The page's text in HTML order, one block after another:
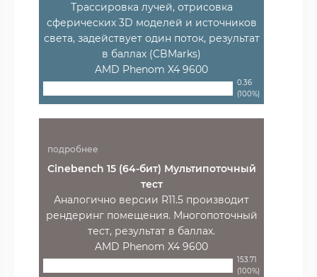
Трассировка лучей, отрисовка
сферических 3D моделей и источников
света, задействует один поток, результат
в баллах (CBMarks)
AMD Phenom X4 9600
0.36
(100%)
подробнее
Cinebench 15 (64-бит) Мультипоточный
тест
Аналогично версии R11.5 производит
рендеринг помещения. Многопоточный
тест, результат в баллах.
AMD Phenom X4 9600
153.71
(100%)